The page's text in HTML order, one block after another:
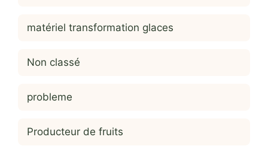
matériel transformation glaces
Non classé
probleme
Producteur de fruits